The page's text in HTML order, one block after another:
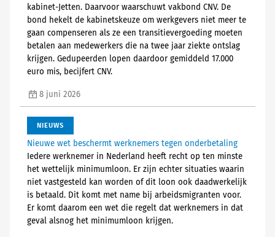
kabinet-Jetten. Daarvoor waarschuwt vakbond CNV. De
bond hekelt de kabinetskeuze om werkgevers niet meer te
gaan compenseren als ze een transitievergoeding moeten
betalen aan medewerkers die na twee jaar ziekte ontslag
krijgen. Gedupeerden lopen daardoor gemiddeld 17.000
euro mis, becijfert CNV.
8 juni 2026
NIEUWS
Nieuwe wet beschermt werknemers tegen onderbetaling
Iedere werknemer in Nederland heeft recht op ten minste
het wettelijk minimumloon. Er zijn echter situaties waarin
niet vastgesteld kan worden of dit loon ook daadwerkelijk
is betaald. Dit komt met name bij arbeidsmigranten voor.
Er komt daarom een wet die regelt dat werknemers in dat
geval alsnog het minimumloon krijgen.